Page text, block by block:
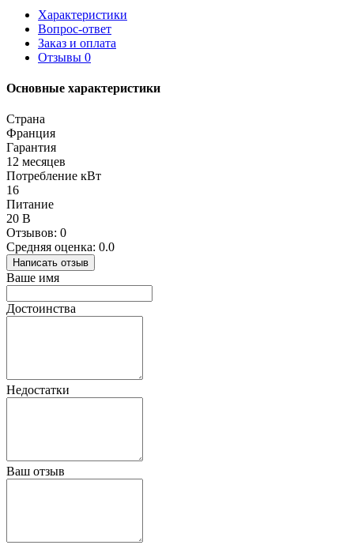
Характеристики
Вопрос-ответ
Заказ и оплата
Отзывы 0
Основные характеристики
Страна
Франция
Гарантия
12 месяцев
Потребление кВт
16
Питание
20 В
Отзывов: 0
Средняя оценка: 0.0
Написать отзыв
Ваше имя
Достоинства
Недостатки
Ваш отзыв